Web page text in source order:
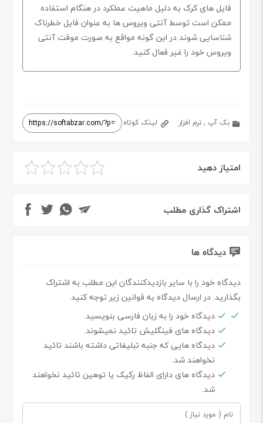
فایل های کرک به دلیل ماهیت عملکرد در هنگام استفاده
ممکن است توسط آنتی ویروس ها به عنوان فایل خطرناک
شناسایی شوند در این گونه مواقع به صورت موقت آنتی
ویروس خود را غیر فعال کنید.
بک آپ ,نرم افزار لینک کوتاه
امتیاز دهید
اشتراک گذاری مطلب
دیدگاه ها
دیدگاه خود را با سایر بازدیدکنندگان این مطلب به اشتراک
بگذارید. در ارسال دیدگاه به قوانین زیر توجه کنید.
دیدگاه خود را به زبان فارسی بنویسید.
دیدگاه های فینگلیش تائید نمیشوند.
دیدگاه هایی که جنبه تبلیغاتی داشته باشند تائید
نخواهند شد.
دیدگاه های دارای الفاظ رکیک یا توهین تائید نخواهند
شد.